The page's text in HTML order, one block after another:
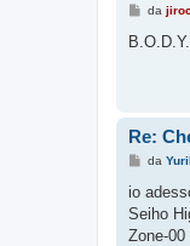
M
s
da
Re:
M
s
a
g
da
io
Seiho
Zone-00